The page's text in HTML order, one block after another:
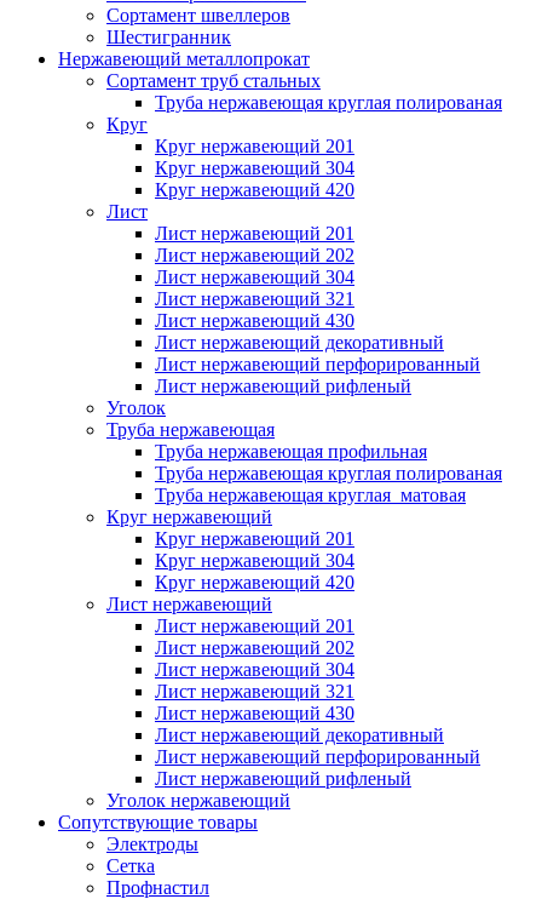
Сортамент швеллеров
Шестигранник
Нержавеющий металлопрокат
Сортамент труб стальных
Труба нержавеющая круглая полированая
Круг
Круг нержавеющий 201
Круг нержавеющий 304
Круг нержавеющий 420
Лист
Лист нержавеющий 201
Лист нержавеющий 202
Лист нержавеющий 304
Лист нержавеющий 321
Лист нержавеющий 430
Лист нержавеющий декоративный
Лист нержавеющий перфорированный
Лист нержавеющий рифленый
Уголок
Труба нержавеющая
Труба нержавеющая профильная
Труба нержавеющая круглая полированая
Труба нержавеющая круглая матовая
Круг нержавеющий
Круг нержавеющий 201
Круг нержавеющий 304
Круг нержавеющий 420
Лист нержавеющий
Лист нержавеющий 201
Лист нержавеющий 202
Лист нержавеющий 304
Лист нержавеющий 321
Лист нержавеющий 430
Лист нержавеющий декоративный
Лист нержавеющий перфорированный
Лист нержавеющий рифленый
Уголок нержавеющий
Cопутствующие товары
Электроды
Сетка
Профнастил